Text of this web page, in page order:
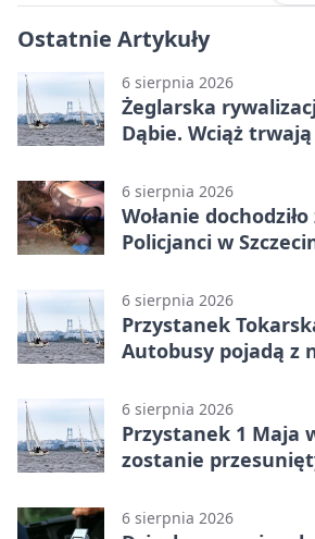
Ostatnie Artykuły
6 sierpnia 2026
Żeglarska
Dąbie. Wciąż
6 sierpnia 2026
Wołanie
Policjanci w
6 sierpnia 2026
Przystanek
Autobusy pojadą z
6 sierpnia 2026
Przystanek 1 Maja
zostanie
6 sierpnia 2026